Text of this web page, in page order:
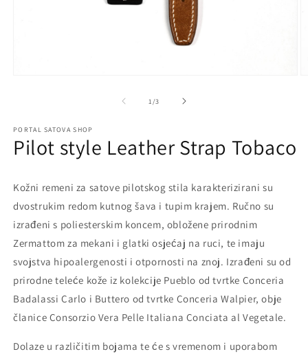
1 /of
3
PORTAL SATOVA SHOP
Pilot style Leather Strap Tobaco
Kožni remeni za satove pilotskog stila karakterizirani su
dvostrukim redom kutnog šava i tupim krajem. Ručno su
izrađeni s poliesterskim koncem, obložene prirodnim
Zermattom za mekani i glatki osjećaj na ruci, te imaju
svojstva hipoalergenosti i otpornosti na znoj. Izrađeni su od
prirodne teleće kože iz kolekcije Pueblo od tvrtke Conceria
Badalassi Carlo i Buttero od tvrtke Conceria Walpier, obje
članice Consorzio Vera Pelle Italiana Conciata al Vegetale.
Dolaze u različitim bojama te će s vremenom i uporabom